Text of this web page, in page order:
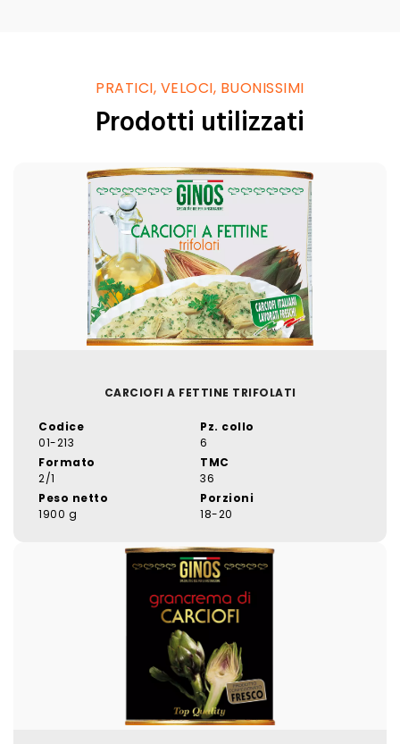
PRATICI, VELOCI, BUONISSIMI
Prodotti utilizzati
CARCIOFI A FETTINE TRIFOLATI
Codice
01-213
Pz. collo
6
Formato
2/1
TMC
36
Peso netto
1900 g
Porzioni
18-20